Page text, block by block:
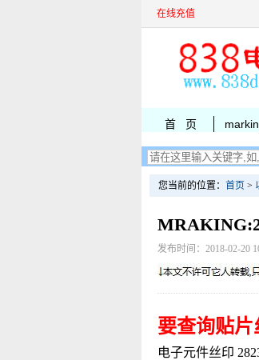
在线充值
首 页
您当前的位置： 首页 >
发布时间：2018-02-20
要查询贴片
电子元件丝印